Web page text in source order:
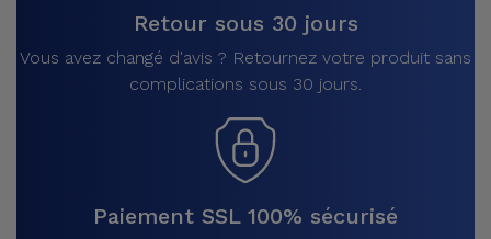
Retour sous 30 jours
Vous avez changé d'avis ? Retournez votre produit sans
complications sous 30 jours.
Paiement SSL 100% sécurisé